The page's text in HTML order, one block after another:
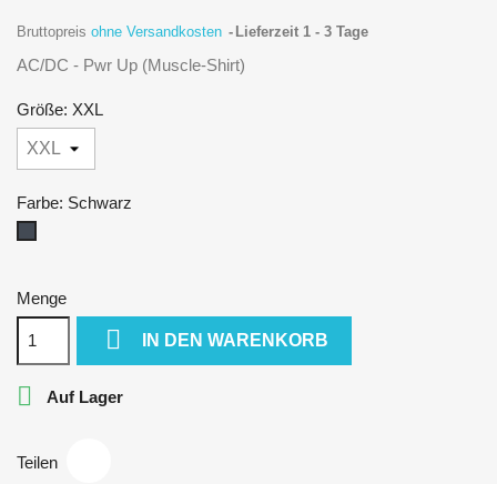
Bruttopreis ohne Versandkosten Lieferzeit 1 - 3 Tage
AC/DC - Pwr Up (Muscle-Shirt)
Größe: XXL
Farbe: Schwarz
Menge
 IN DEN WARENKORB
 Auf Lager
Teilen